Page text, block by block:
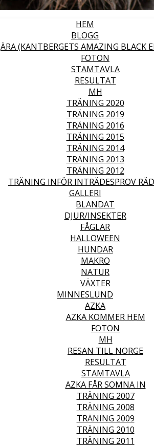
HEM
BLOGG
ÄRA (KANTBERGETS AMAZING BLACK
FOTON
STAMTAVLA
RESULTAT
MH
TRÄNING 2020
TRÄNING 2019
TRÄNING 2016
TRÄNING 2015
TRÄNING 2014
TRÄNING 2013
TRÄNING 2012
TRÄNING INFÖR INTRÄDESPROV
GALLERI
BLANDAT
DJUR/INSEKTER
FÅGLAR
HALLOWEEN
HUNDAR
MAKRO
NATUR
VÄXTER
MINNESLUND
AZKA
AZKA KOMMER HEM
FOTON
MH
RESAN TILL NORGE
RESULTAT
STAMTAVLA
AZKA FÅR SOMNA IN
TRÄNING 2007
TRÄNING 2008
TRÄNING 2009
TRÄNING 2010
TRÄNING 2011